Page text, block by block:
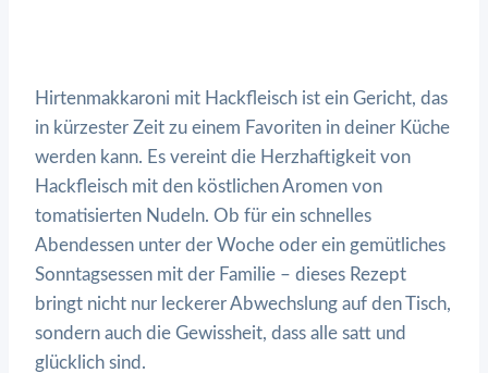
Hirtenmakkaroni mit Hackfleisch ist ein Gericht, das
in kürzester Zeit zu einem Favoriten in deiner Küche
werden kann. Es vereint die Herzhaftigkeit von
Hackfleisch mit den köstlichen Aromen von
tomatisierten Nudeln. Ob für ein schnelles
Abendessen unter der Woche oder ein gemütliches
Sonntagsessen mit der Familie – dieses Rezept
bringt nicht nur leckerer Abwechslung auf den Tisch,
sondern auch die Gewissheit, dass alle satt und
glücklich sind.